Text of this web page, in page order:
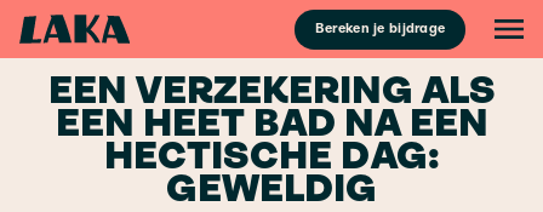
Bereken je bijdrage
EEN VERZEKERING ALS
EEN HEET BAD NA EEN
HECTISCHE DAG:
GEWELDIG